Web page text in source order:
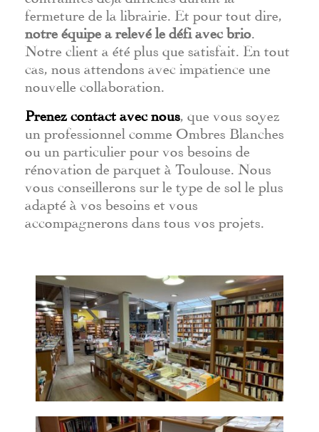
fermeture de la librairie. Et pour tout dire,
notre équipe a relevé le défi avec brio
Notre client a été plus que satisfait. En tout
cas, nous attendons avec impatience une
nouvelle collaboration.
Prenez contact avec nous , que vous soyez
un professionnel comme Ombres Blanches
ou un particulier pour vos besoins de
rénovation de parquet à Toulouse. Nous
vous conseillerons sur le type de sol le plus
adapté à vos besoins et vous
accompagnerons dans tous vos projets.